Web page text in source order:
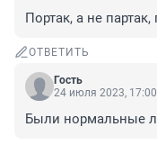
Портак, а не
ОТВЕТИТЬ
Гость
24 июля 2023, 17:00
Были нормальные